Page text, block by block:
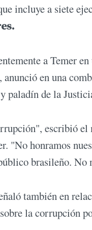
incluye a siete
a Temer
en una
paladín de la
escribió el
"No honramos
brasileño.
también en
la corrupción